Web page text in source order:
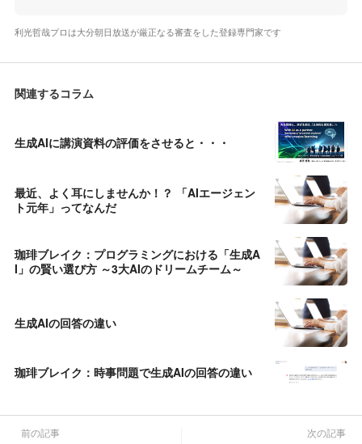
利光哲哉プロは大分朝日放送が厳正なる審査をした登録専門家です
関連するコラム
生成AIに講演資料の評価をさせると・・・
最近、よく耳にしませんか！？ 「AIエージェン
ト元年」ってなんだ
珈琲ブレイク：プログラミングにおける「生成A
I」の賢い選び方 ～3大AIのドリームチーム～
生成AIの回答の違い
珈琲ブレイク：時事問題で生成AIの回答の違い
前の記事 次の記事